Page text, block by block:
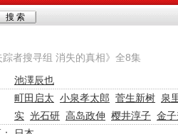
者搜寻组 消失的真相》全8集
池澤辰也
町田启太 小泉孝太郎 菅生新树 泉
实 光石研 高岛政伸 樱井淳子 金